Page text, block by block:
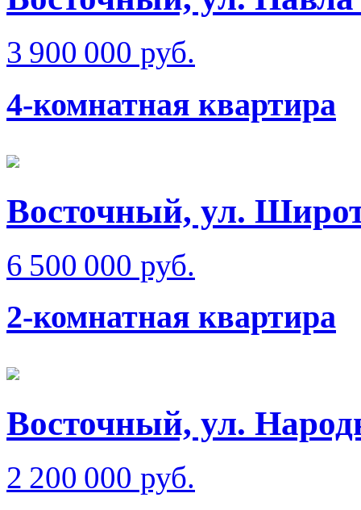
3 900 000 руб.
4-комнатная квартира
Восточный, ул.
6 500 000 руб.
2-комнатная квартира
Восточный, ул.
2 200 000 руб.